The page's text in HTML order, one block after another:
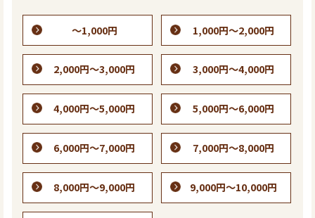
～1,000円 1,000円～2,000円
2,000円～3,000円 3,000円～4,000円
4,000円～5,000円 5,000円～6,000円
6,000円～7,000円 7,000円～8,000円
8,000円～9,000円 9,000円～10,000円